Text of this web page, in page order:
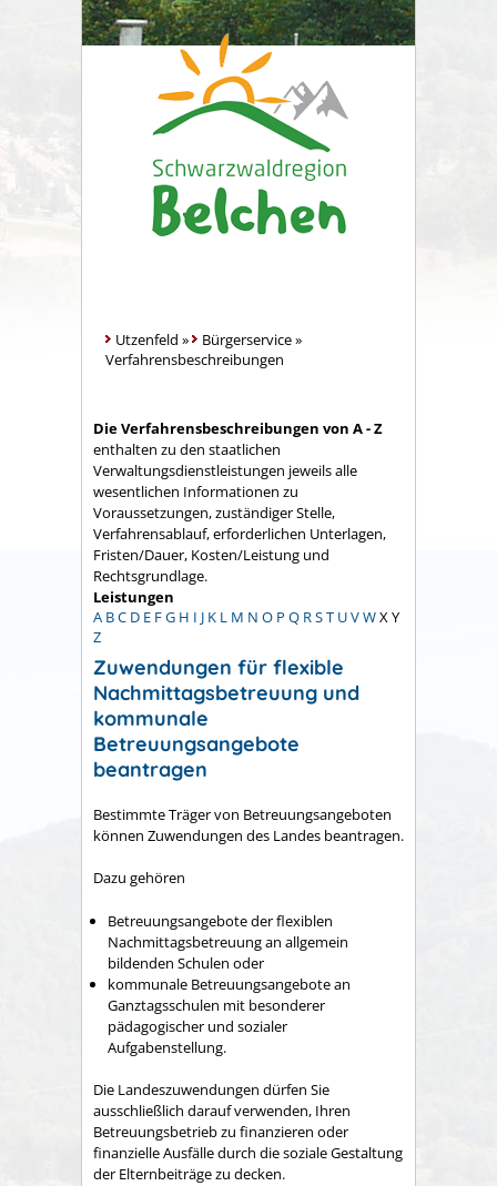
Utzenfeld » Bürgerservice»
Verfahrensbeschreibungen
Die Verfahrensbeschreibungen von A - Z
enthalten zu den staatlichen
Verwaltungsdienstleistungen jeweils alle
wesentlichen Informationen zu
Voraussetzungen, zuständiger Stelle,
Verfahrensablauf, erforderlichen Unterlagen,
Fristen/Dauer, Kosten/Leistung und
Rechtsgrundlage.
Leistungen
A BC D E FG H I J K L M N O P Q RST UVWX Y
Z
Zuwendungen für flexible
Nachmittagsbetreuung und
kommunale
Betreuungsangebote
beantragen
Bestimmte Träger von Betreuungsangeboten
können Zuwendungen des Landes beantragen.
Dazu gehören
Betreuungsangebote der flexiblen
Nachmittagsbetreuung an allgemein
bildenden Schulen oder
kommunale Betreuungsangebote an
Ganztagsschulen mit besonderer
pädagogischer und sozialer
Aufgabenstellung.
Die Landeszuwendungen dürfen Sie
ausschließlich darauf verwenden, Ihren
Betreuungsbetrieb zu finanzieren oder
finanzielle Ausfälle durch die soziale Gestaltung
der Elternbeiträge zu decken.